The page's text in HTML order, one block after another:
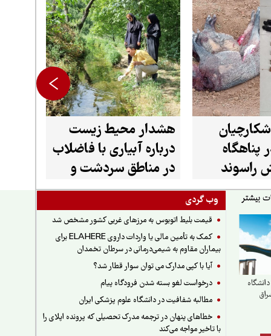
پناهگاه
راسوند
هشدار محیط زیست
درباره آبیاری با فاضلاب
در مناطق سردشت و
میرآباد
وب گردی
قیمت بلیط اتوبوس به مرزهای غربی کشور مشخص شد
کمک به تأمین مالی یا واردات داروی ELAHERE برای
بیماران مقاوم به شیمی‌درمانی در سرطان تخمدان
آیا با کپی مدارک می توان سوار قطار شد؟
درخواست لغو بسته شدن فرودگاه پیام
مطالبه شفافیت در دانشگاه علوم پزشکی ایران
خطاهای پنهان در ترجمه مدرک تحصیلی که پرونده اپلای را
با تاخیر مواجه می‌کند